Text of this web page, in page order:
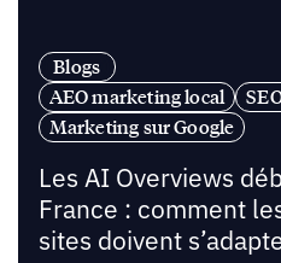
Blogs
AEO marketing local
Marketing sur Google
Les AI Overviews
France : comment
sites doivent